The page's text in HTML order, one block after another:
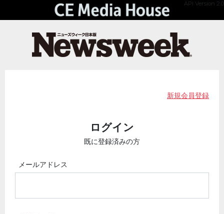
API Version 2.0
新規会員登録
ログイン
既に登録済みの方
メールアドレス